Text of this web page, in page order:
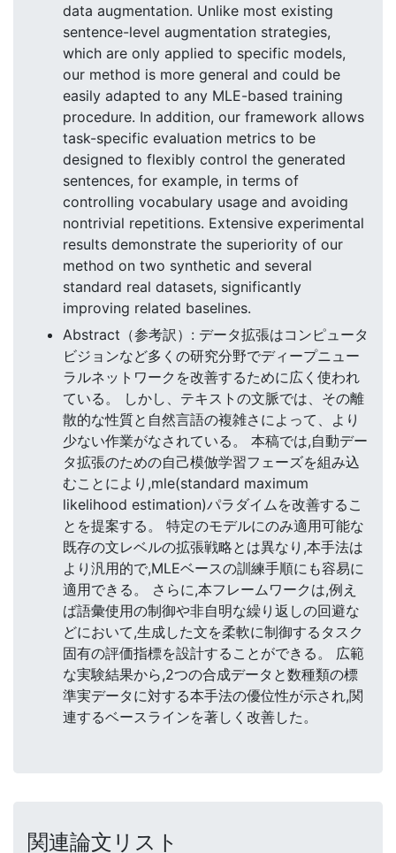
data augmentation. Unlike most existing
sentence-level augmentation strategies,
which are only applied to specific models,
our method is more general and could be
easily adapted to any MLE-based training
procedure. In addition, our framework allows
task-specific evaluation metrics to be
designed to flexibly control the generated
sentences, for example, in terms of
controlling vocabulary usage and avoiding
nontrivial repetitions. Extensive experimental
results demonstrate the superiority of our
method on two synthetic and several
standard real datasets, significantly
improving related baselines.
Abstract（参考訳）: データ拡張はコンピュータ
ビジョンなど多くの研究分野でディープニュー
ラルネットワークを改善するために広く使われ
ている。 しかし、テキストの文脈では、その離
散的な性質と自然言語の複雑さによって、より
少ない作業がなされている。 本稿では,自動デー
タ拡張のための自己模倣学習フェーズを組み込
むことにより,mle(standard maximum
likelihood estimation)パラダイムを改善するこ
とを提案する。 特定のモデルにのみ適用可能な
既存の文レベルの拡張戦略とは異なり,本手法は
より汎用的で,MLEベースの訓練手順にも容易に
適用できる。 さらに,本フレームワークは,例え
ば語彙使用の制御や非自明な繰り返しの回避な
どにおいて,生成した文を柔軟に制御するタスク
固有の評価指標を設計することができる。 広範
な実験結果から,2つの合成データと数種類の標
準実データに対する本手法の優位性が示され,関
連するベースラインを著しく改善した。
関連論文リスト